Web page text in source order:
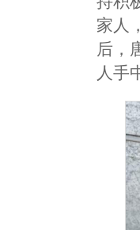
家人
后，
人手